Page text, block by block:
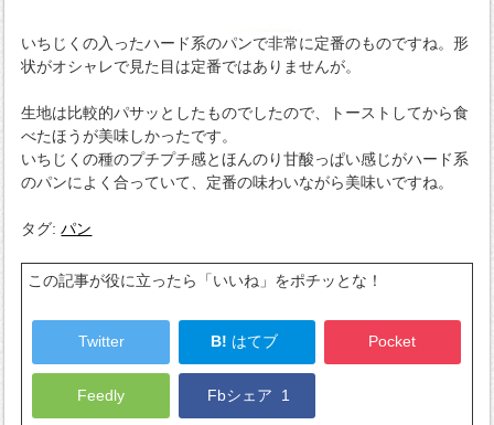
いちじくの入ったハード系のパンで非常に定番のものですね。形
状がオシャレで見た目は定番ではありませんが。
生地は比較的パサッとしたものでしたので、トーストしてから食
べたほうが美味しかったです。
いちじくの種のプチプチ感とほんのり甘酸っぱい感じがハード系
のパンによく合っていて、定番の味わいながら美味いですね。
タグ:パン
この記事が役に立ったら「いいね」をポチッとな！
Twitter B! はてブ Pocket
Feedly Fbシェア 1